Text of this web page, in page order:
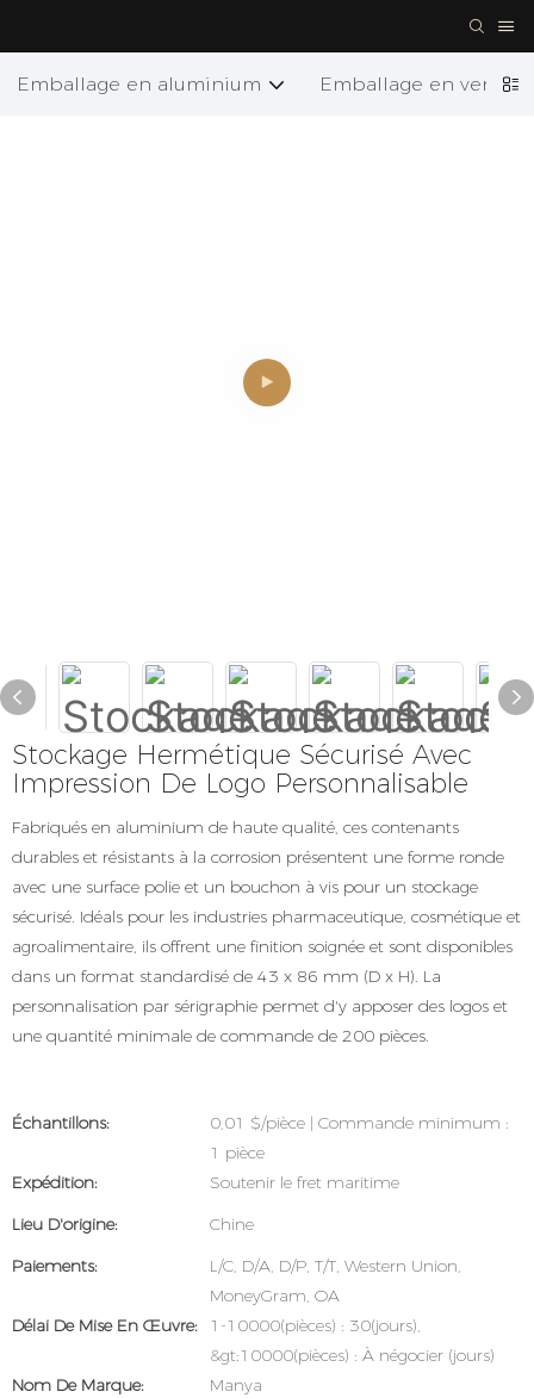
Emballage en aluminium Emballage en verre
Stockage Hermétique Sécurisé Avec
Impression De Logo Personnalisable
Fabriqués en aluminium de haute qualité, ces contenants
durables et résistants à la corrosion présentent une forme ronde
avec une surface polie et un bouchon à vis pour un stockage
sécurisé. Idéals pour les industries pharmaceutique, cosmétique et
agroalimentaire, ils offrent une finition soignée et sont disponibles
dans un format standardisé de 43 x 86 mm (D x H). La
personnalisation par sérigraphie permet d'y apposer des logos et
une quantité minimale de commande de 200 pièces.
Échantillons:
0,01 $/pièce | Commande minimum :
1 pièce
Expédition:
Soutenir le fret maritime
Lieu D'origine:
Chine
Paiements:
L/C, D/A, D/P, T/T, Western Union,
MoneyGram, OA
Délai De Mise En Œuvre:
1-10000(pièces) : 30(jours),
&gt;10000(pièces) : À négocier (jours)
Nom De Marque:
Manya